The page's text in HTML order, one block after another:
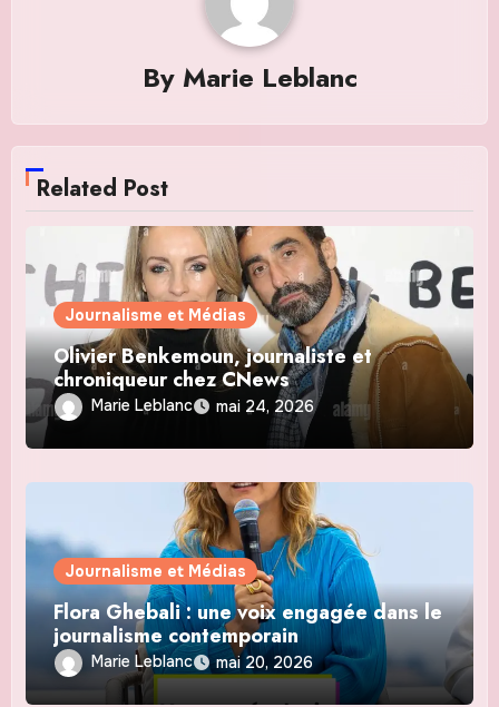
By Marie Leblanc
Related Post
Journalisme et Médias
Olivier Benkemoun, journaliste et
chroniqueur chez CNews
Marie Leblanc mai 24, 2026
Journalisme et Médias
Flora Ghebali : une voix engagée dans le
journalisme contemporain
Marie Leblanc mai 20, 2026